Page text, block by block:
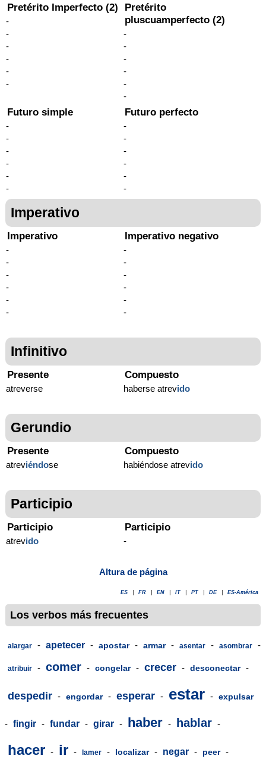
Pretérito Imperfecto (2)
-
-
-
-
-
-
Pretérito
pluscuamperfecto (2)
-
-
-
-
-
-
Futuro simple
-
-
-
-
-
-
Futuro perfecto
-
-
-
-
-
-
Imperativo
Imperativo
-
-
-
-
-
-
Imperativo negativo
-
-
-
-
-
-
Infinitivo
Presente
atreverse
Compuesto
haberse atrevido
Gerundio
Presente
atreviéndose
Compuesto
habiéndose atrevido
Participio
Participio
atrevido
Participio
-
Altura de página
ES FR EN IT PT DE ES-América
Los verbos más frecuentes
alargar - apetecer - apostar - armar - asentar - asombrar -
atribuir - comer - congelar - crecer - desconectar -
despedir - engordar - esperar - estar - expulsar
- fingir - fundar - girar - haber - hablar -
hacer - ir - lamer - localizar - negar - peer -